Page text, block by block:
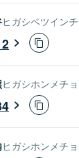
ヒガシベツイン
ヒガシホンメチ
ヒガシホンメチ